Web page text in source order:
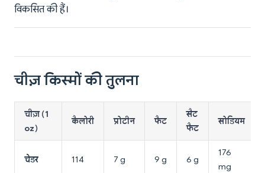
विकसित की हैं।
चीज़ किस्मों की तुलना
चीज़ (1
oz)
कैलोरी प्रोटीन फैट
सैट
फैट
सोडियम
चेडर 114 7 g 9 g 6 g
176
mg